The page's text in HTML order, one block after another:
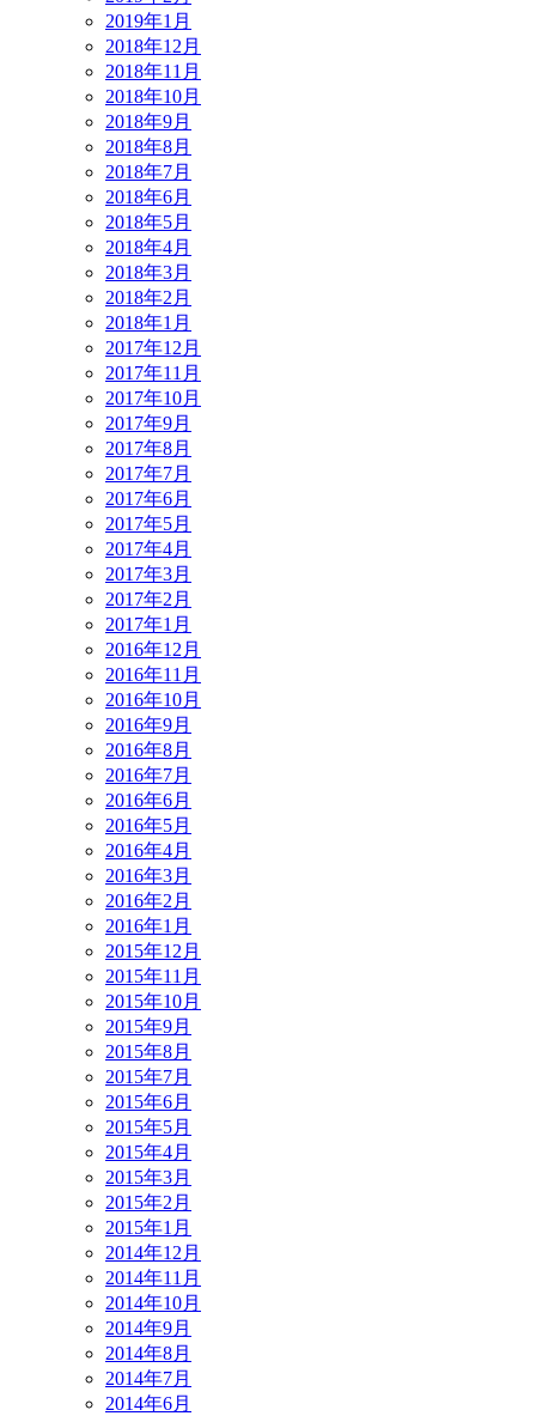
2019年1月
2018年12月
2018年11月
2018年10月
2018年9月
2018年8月
2018年7月
2018年6月
2018年5月
2018年4月
2018年3月
2018年2月
2018年1月
2017年12月
2017年11月
2017年10月
2017年9月
2017年8月
2017年7月
2017年6月
2017年5月
2017年4月
2017年3月
2017年2月
2017年1月
2016年12月
2016年11月
2016年10月
2016年9月
2016年8月
2016年7月
2016年6月
2016年5月
2016年4月
2016年3月
2016年2月
2016年1月
2015年12月
2015年11月
2015年10月
2015年9月
2015年8月
2015年7月
2015年6月
2015年5月
2015年4月
2015年3月
2015年2月
2015年1月
2014年12月
2014年11月
2014年10月
2014年9月
2014年8月
2014年7月
2014年6月